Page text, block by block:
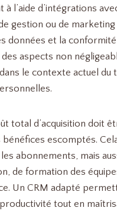
à l’aide d’intégrations
gestion ou de marketing
données et la conformité
aspects non
le contexte actuel du
total d’acquisition doit
bénéfices escomptés.
abonnements, mais
de formation des
Un CRM adapté
tout en